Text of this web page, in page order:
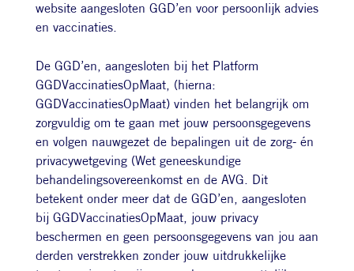
website aangesloten GGD’en voor persoonlijk advies
en vaccinaties.
De GGD’en, aangesloten bij het Platform
GGDVaccinatiesOpMaat, (hierna:
GGDVaccinatiesOpMaat) vinden het belangrijk om
zorgvuldig om te gaan met jouw persoonsgegevens
en volgen nauwgezet de bepalingen uit de zorg- én
privacywetgeving (Wet geneeskundige
behandelingsovereenkomst en de AVG. Dit
betekent onder meer dat de GGD’en, aangesloten
bij GGDVaccinatiesOpMaat, jouw privacy
beschermen en geen persoonsgegevens van jou aan
derden verstrekken zonder jouw uitdrukkelijke